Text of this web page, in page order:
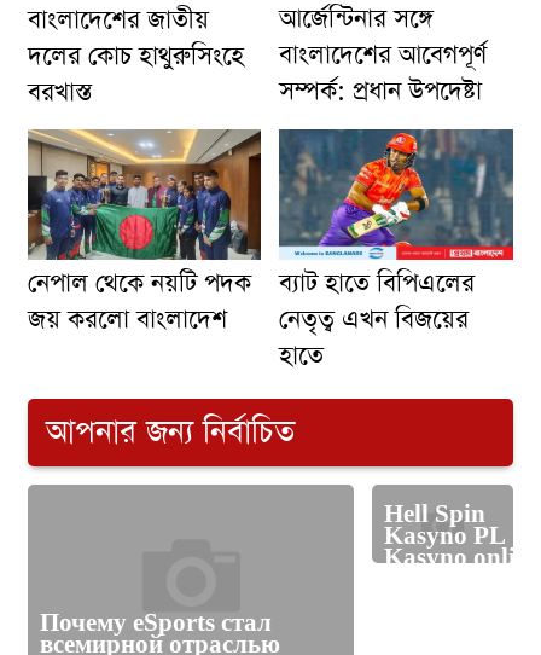
বাংলাদেশের জাতীয়
দলের কোচ হাথুরুসিংহে
বরখাস্ত
আর্জেন্টিনার সঙ্গে
বাংলাদেশের আবেগপূর্ণ
সম্পর্ক: প্রধান উপদেষ্টা
নেপাল থেকে নয়টি পদক
জয় করলো বাংলাদেশ
ব্যাট হাতে বিপিএলের
নেতৃত্ব এখন বিজয়ের
হাতে
আপনার জন্য নির্বাচিত
Почему eSports стал
всемирной отраслью
Hell Spin
Kasyno PL
Kasyno